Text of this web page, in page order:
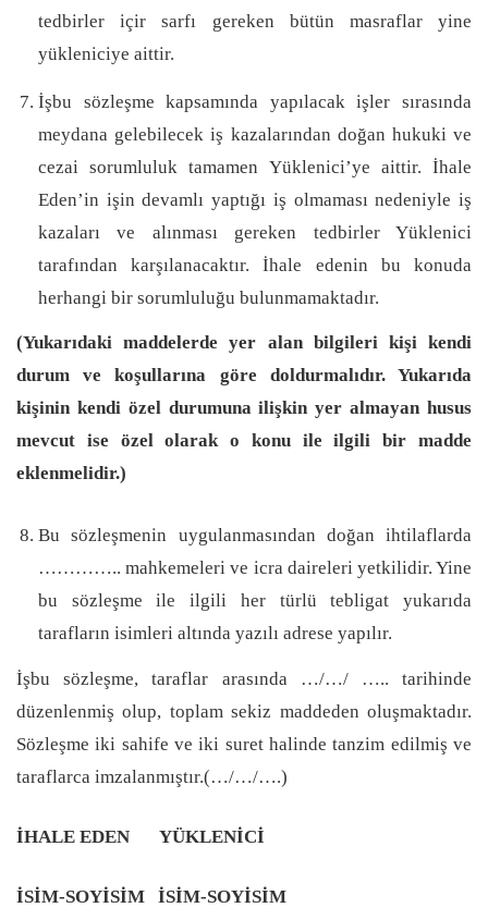
tedbirler içir sarfı gereken bütün masraflar yine
yükleniciye aittir.
İşbu sözleşme kapsamında yapılacak işler sırasında
meydana gelebilecek iş kazalarından doğan hukuki ve
cezai sorumluluk tamamen Yüklenici’ye aittir. İhale
Eden’in işin devamlı yaptığı iş olmaması nedeniyle iş
kazaları ve alınması gereken tedbirler Yüklenici
tarafından karşılanacaktır. İhale edenin bu konuda
herhangi bir sorumluluğu bulunmamaktadır.
(Yukarıdaki maddelerde yer alan bilgileri kişi kendi
durum ve koşullarına göre doldurmalıdır. Yukarıda
kişinin kendi özel durumuna ilişkin yer almayan husus
mevcut ise özel olarak o konu ile ilgili bir madde
eklenmelidir.)
Bu sözleşmenin uygulanmasından doğan ihtilaflarda
………….. mahkemeleri ve icra daireleri yetkilidir. Yine
bu sözleşme ile ilgili her türlü tebligat yukarıda
tarafların isimleri altında yazılı adrese yapılır.
İşbu sözleşme, taraflar arasında …/…/ ….. tarihinde
düzenlenmiş olup, toplam sekiz maddeden oluşmaktadır.
Sözleşme iki sahife ve iki suret halinde tanzim edilmiş ve
taraflarca imzalanmıştır.(…/…/….)
İHALE EDEN YÜKLENİCİ
İSİM-SOYİSİM İSİM-SOYİSİM